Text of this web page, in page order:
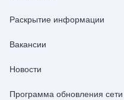
Раскрытие информации
Вакансии
Новости
Программа обновления сети